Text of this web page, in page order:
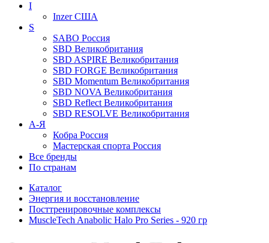
I
InzerСША
S
SABO Россия
SBD Великобритания
SBD ASPIRE Великобритания
SBD FORGE Великобритания
SBD Momentum Великобритания
SBD NOVA Великобритания
SBD Reflect Великобритания
SBD RESOLVE Великобритания
А-Я
Кобра Россия
Мастерская спорта Россия
Все бренды
По странам
Каталог
Энергия и восстановление
Посттренировочные комплексы
MuscleTech Anabolic Halo Pro Series - 920 гр